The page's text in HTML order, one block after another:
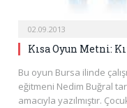
02.09.2013
Kısa Oyun Metni:
Bu oyun Bursa ilinde
eğitmeni Nedim Buğral
amacıyla yazılmıştır.